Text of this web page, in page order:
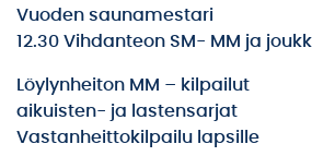
Vuoden saunamestari
12.30 Vihdanteon SM- MM ja
Löylynheiton MM – kilpailut
aikuisten- ja lastensarjat
Vastanheittokilpailu lapsille